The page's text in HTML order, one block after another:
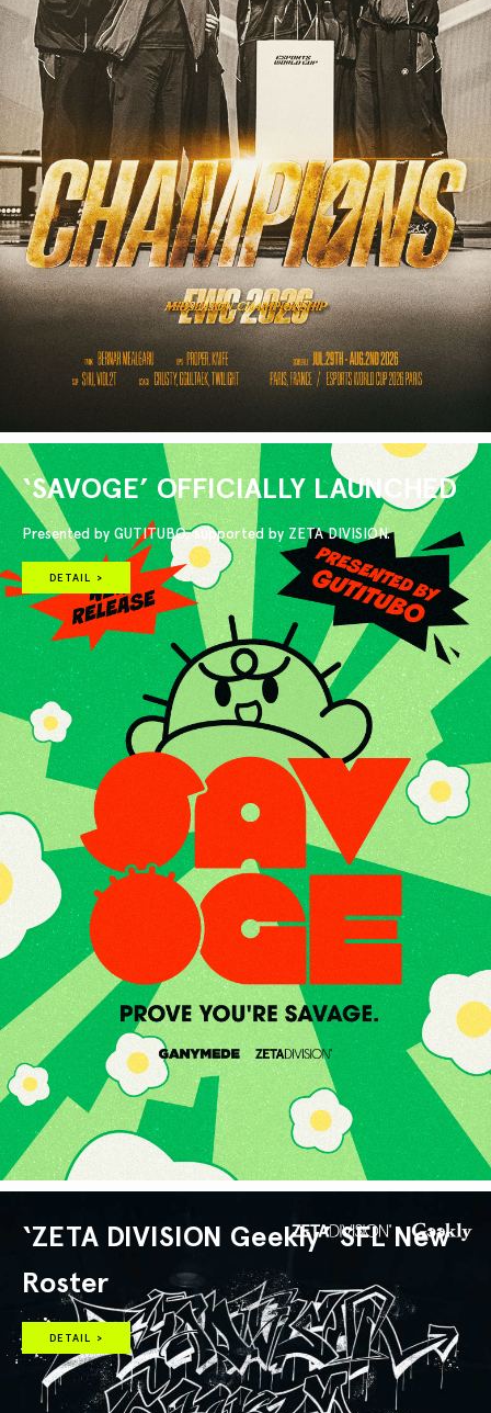
‘SAVOGE’ OFFICIALLY LAUNCHED
Presented by GUTITUBO, supported by ZETA DIVISION.
DETAIL >
‘ZETA DIVISION Geekly’ SFL New
Roster
DETAIL >